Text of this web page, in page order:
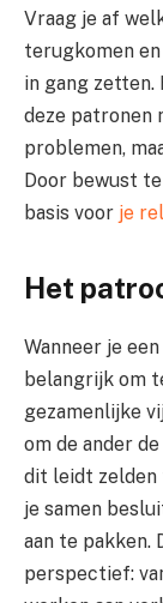
Vraag je af
terugkomen
in gang
deze patronen
problemen,
Door bewust
basis voor je
Het
Wanneer je
belangrijk om
gezamenlijke
om de ander
dit leidt zelden
je samen
aan te pakken.
perspectief: